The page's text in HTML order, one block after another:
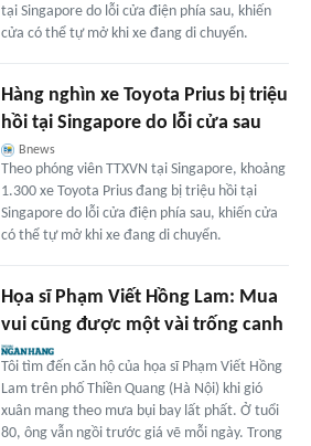
tại Singapore do lỗi cửa điện phía sau, khiến
cửa có thể tự mở khi xe đang di chuyển.
Hàng nghìn xe Toyota Prius bị triệu
hồi tại Singapore do lỗi cửa sau
Bnews
Theo phóng viên TTXVN tại Singapore, khoảng
1.300 xe Toyota Prius đang bị triệu hồi tại
Singapore do lỗi cửa điện phía sau, khiến cửa
có thể tự mở khi xe đang di chuyển.
Họa sĩ Phạm Viết Hồng Lam: Mua
vui cũng được một vài trống canh
Tôi tìm đến căn hộ của họa sĩ Phạm Viết Hồng
Lam trên phố Thiền Quang (Hà Nội) khi gió
xuân mang theo mưa bụi bay lất phất. Ở tuổi
80, ông vẫn ngồi trước giá vẽ mỗi ngày. Trong